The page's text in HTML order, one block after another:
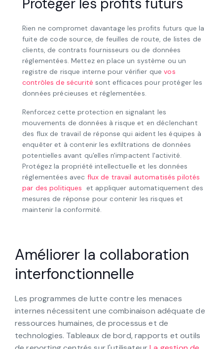
Protéger les profits futurs
Rien ne compromet davantage les profits futurs que la
fuite de code source, de feuilles de route, de listes de
clients, de contrats fournisseurs ou de données
réglementées. Mettez en place un système ou un
registre de risque interne pour vérifier que
données précieuses et réglementées.
Renforcez cette protection en signalant les
mouvements de données à risque et en déclenchant
des flux de travail de réponse qui aident les équipes à
enquêter et à contenir les exfiltrations de données
potentielles avant qu'elles n'impactent l'activité.
Protégez la propriété intellectuelle et les données
réglementées avecflux de travail automatisés pilotés
par des politiqueset appliquer automatiquement des
Améliorer la collaboration
interfonctionnelle
Les programmes de lutte contre les menaces
internes nécessitent une combinaison adéquate de
ressources humaines, de processus et de